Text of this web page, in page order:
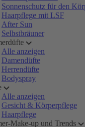
Sonnenschutz für den
Haarpflege mit LSF
After Sun
Selbstbräuner
Alle anzeigen
Damendüfte
Herrendüfte
Bodyspray
Alle anzeigen
Gesicht & Körperpflege
Haarpflege
Make-up und Trends